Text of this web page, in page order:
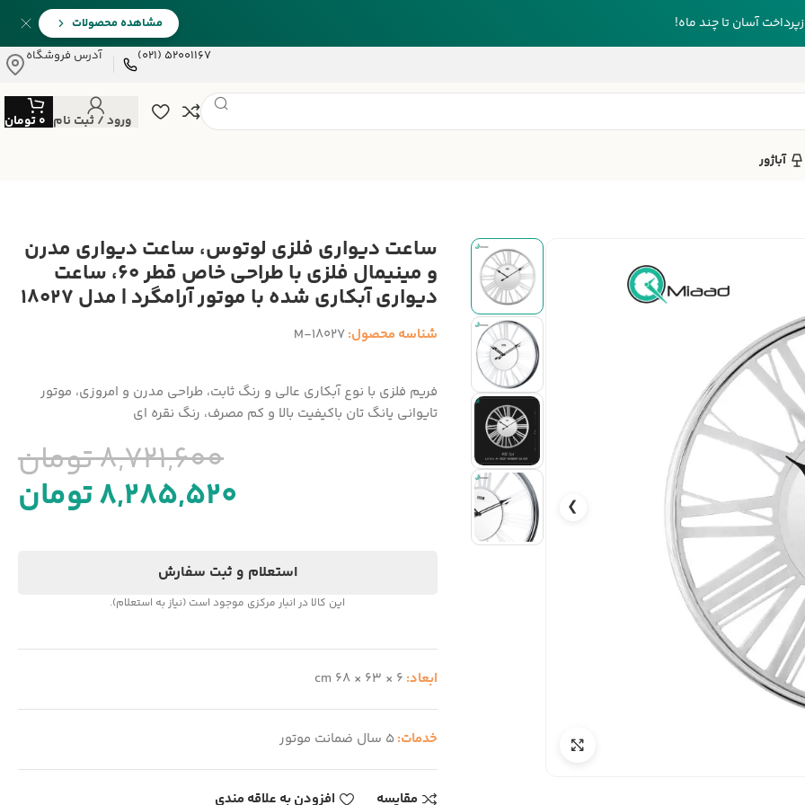
آسان تا چند ماه!
مشاهده محصولات
52001167 (021)
آدرس فروشگاه
ورود / ثبت نام 0تومان
آباژور
❯
ساعت دیواری فلزی لوتوس، ساعت دیواری مدرن
و مینیمال فلزی با طراحی خاص قطر 60، ساعت
دیواری آبکاری شده با موتور آرامگرد | مدل 18027
شناسه محصول:M-18027
فریم فلزی با نوع آبکاری عالی و رنگ ثابت، طراحی مدرن و امروزی، موتور
تایوانی یانگ تان باکیفیت بالا و کم مصرف، رنگ نقره ای
8,721,600تومان
8,285,520تومان
استعلام و ثبت سفارش
این کالا در انبار مرکزی موجود است (نیاز به استعلام).
ابعاد: 6 × 63 × 68 cm
خدمات:5 سال ضمانت موتور
مقایسه افزودن به علاقه مندی